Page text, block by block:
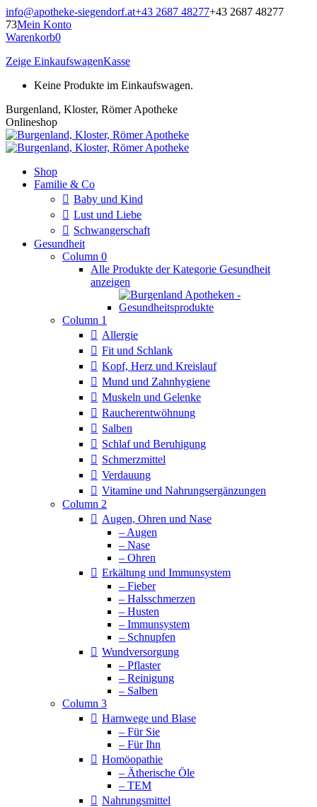
Zum
Inhalt
springen
info@apotheke-siegendorf.at+43 2687 48277+43 2687 48277
73Mein Konto
Warenkorb0
Zeige EinkaufswagenKasse
Keine Produkte im Einkaufswagen.
Burgenland, Kloster, Römer Apotheke
Onlineshop
Shop
Familie & Co
Baby und Kind
Lust und Liebe
Schwangerschaft
Gesundheit
Column 0
Alle Produkte der Kategorie Gesundheit
anzeigen
Column 1
Allergie
Fit und Schlank
Kopf, Herz und Kreislauf
Mund und Zahnhygiene
Muskeln und Gelenke
Raucherentwöhnung
Salben
Schlaf und Beruhigung
Schmerzmittel
Verdauung
Vitamine und Nahrungsergänzungen
Column 2
Augen, Ohren und Nase
– Augen
– Nase
– Ohren
Erkältung und Immunsystem
– Fieber
– Halsschmerzen
– Husten
– Immunsystem
– Schnupfen
Wundversorgung
– Pflaster
– Reinigung
– Salben
Column 3
Harnwege und Blase
– Für Sie
– Für Ihn
Homöopathie
– Ätherische Öle
– TEM
Nahrungsmittel